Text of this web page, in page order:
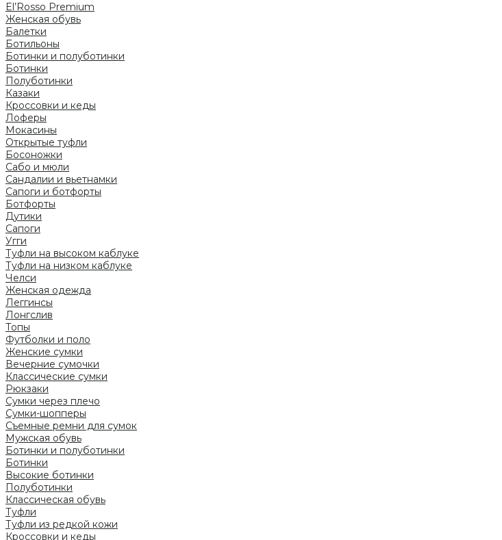
El’Rosso Premium
Женская обувь
Балетки
Ботильоны
Ботинки и полуботинки
Ботинки
Полуботинки
Казаки
Кроссовки и кеды
Лоферы
Мокасины
Открытые туфли
Босоножки
Сабо и мюли
Сандалии и вьетнамки
Сапоги и ботфорты
Ботфорты
Дутики
Сапоги
Угги
Туфли на высоком каблуке
Туфли на низком каблуке
Челси
Женская одежда
Леггинсы
Лонгслив
Топы
Футболки и поло
Женские сумки
Вечерние сумочки
Классические сумки
Рюкзаки
Сумки через плечо
Сумки-шопперы
Съемные ремни для сумок
Мужская обувь
Ботинки и полуботинки
Ботинки
Высокие ботинки
Полуботинки
Классическая обувь
Туфли
Туфли из редкой кожи
Кроссовки и кеды